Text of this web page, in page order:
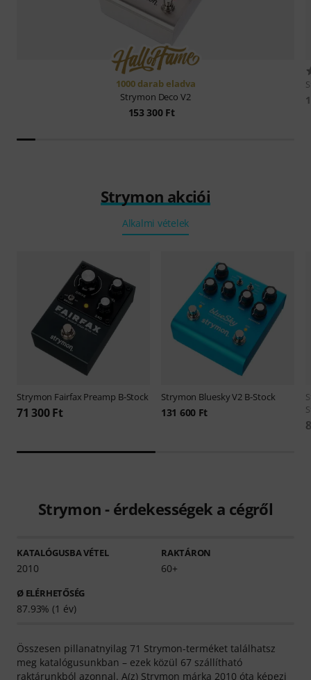
1000 darab eladva
Strymon Deco V2
153 300 Ft
Strymon akciói
Alkalmi vételek
Strymon Fairfax Preamp B-Stock
71 300 Ft
Strymon Bluesky V2 B-Stock
131 600 Ft
Strymon - érdekességek a cégről
KATALÓGUSBA VÉTEL
2010
RAKTÁRON
60+
Ø ELÉRHETŐSÉG
87.93% (1 év)
Összesen pillanatnyilag 71 Strymon-terméket találhatsz
meg katalógusunkban – ezek közül 67 szállítható
raktárunkból azonnal. A(z) Strymon márka 2010 óta képezi